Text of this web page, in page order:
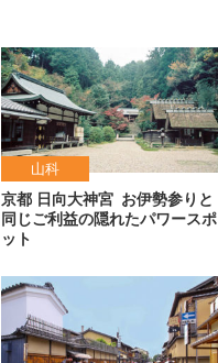
山科
京都 日向大神宮 お伊勢参りと
同じご利益の隠れたパワースポ
ット